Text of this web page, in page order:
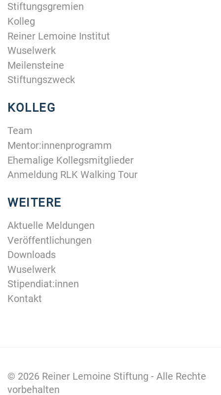
Stiftungsgremien
Kolleg
Reiner Lemoine Institut
Wuselwerk
Meilensteine
Stiftungszweck
KOLLEG
Team
Mentor:innenprogramm
Ehemalige Kollegsmitglieder
Anmeldung RLK Walking Tour
WEITERE
Aktuelle Meldungen
Veröffentlichungen
Downloads
Wuselwerk
Stipendiat:innen
Kontakt
© 2026 Reiner Lemoine Stiftung - Alle Rechte
vorbehalten